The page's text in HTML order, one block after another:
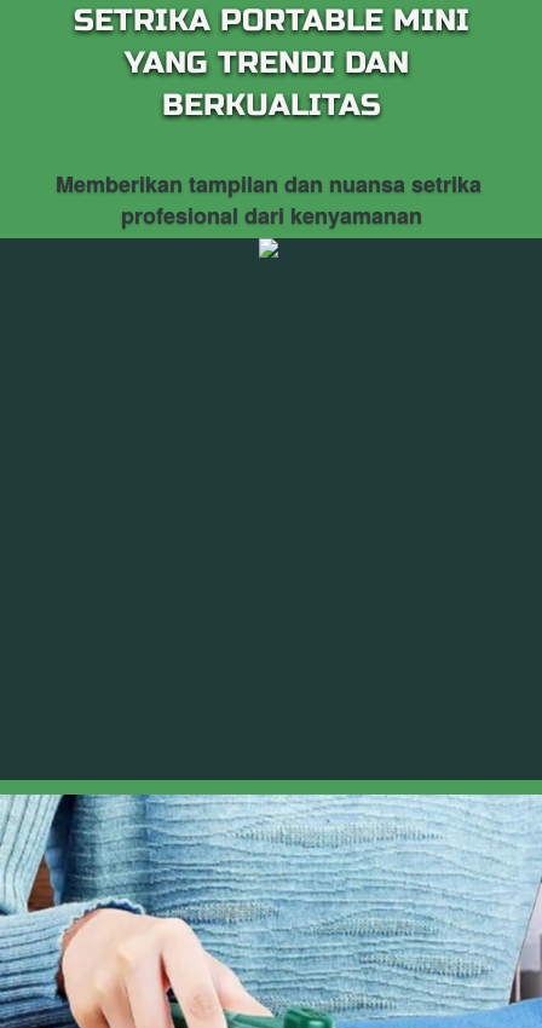
SETRIKA PORTABLE MINI
YANG TRENDI DAN
BERKUALITAS
Memberikan tampilan dan nuansa setrika
profesional dari kenyamanan